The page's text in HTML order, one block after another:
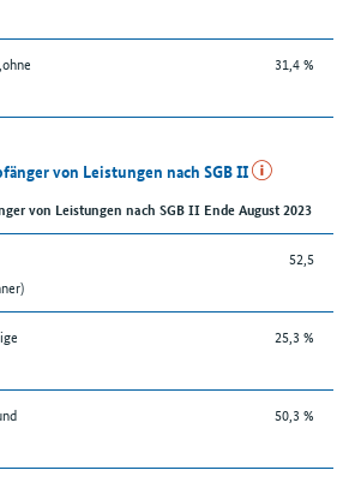
31,4 %
von Leistungen nach SGB II
von Leistungen nach SGB II Ende August 2023
52,5
25,3 %
50,3 %